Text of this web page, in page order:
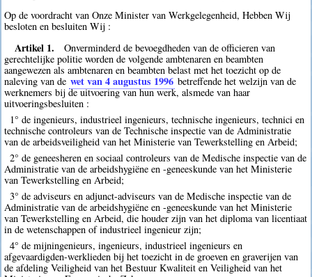
Op de voordracht van Onze Minister van Werkgelegenheid, Hebben Wij
besloten en besluiten Wij :
Artikel 1.
Onverminderd de bevoegdheden van de officieren van
gerechtelijke politie worden de volgende ambtenaren en beambten
aangewezen als ambtenaren en beambten belast met het toezicht op de
naleving van de wet van 4 augustus 1996 betreffende het welzijn van de
werknemers bij de uitvoering van hun werk, alsmede van haar
uitvoeringsbesluiten :
1° de ingenieurs, industrieel ingenieurs, technische ingenieurs, technici en
technische controleurs van de Technische inspectie van de Administratie
van de arbeidsveiligheid van het Ministerie van Tewerkstelling en Arbeid;
2° de geneesheren en sociaal controleurs van de Medische inspectie van de
Administratie van de arbeidshygiëne en -geneeskunde van het Ministerie
van Tewerkstelling en Arbeid;
3° de adviseurs en adjunct-adviseurs van de Medische inspectie van de
Administratie van de arbeidshygiëne en -geneeskunde van het Ministerie
van Tewerkstelling en Arbeid, die houder zijn van het diploma van licentiaat
in de wetenschappen of industrieel ingenieur zijn;
4° de mijningenieurs, ingenieurs, industrieel ingenieurs en
afgevaardigden-werklieden bij het toezicht in de groeven en graverijen van
de afdeling Veiligheid van het Bestuur Kwaliteit en Veiligheid van het